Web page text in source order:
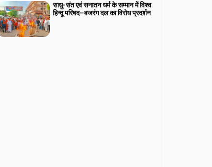
साधु-संत एवं सनातन धर्म के सम्मान में विश्व
हिन्दू परिषद–बजरंग दल का विरोध प्रदर्शन